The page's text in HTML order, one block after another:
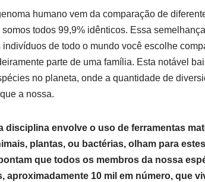
humano vem da comparação de
todos 99,9% idênticos. Essa
de todo o mundo você escolhe
parte de uma família. Esta notável
no planeta, onde a quantidade de
a nossa.
disciplina envolve o uso de ferramentas
plantas, ou bactérias, olham para
que todos os membros da nossa
10 mil em número, que